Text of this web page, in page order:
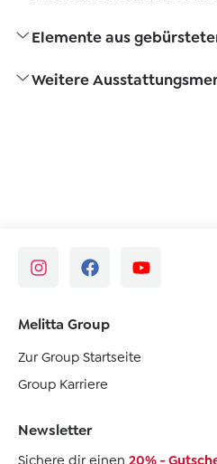
Elemente aus
Weitere
Melitta Group
Zur Group Startseite
Group Karriere
Newsletter